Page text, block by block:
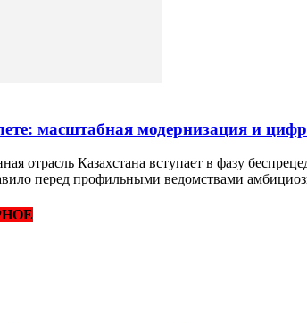
масштабная модернизация и
отрасль Казахстана вступает в фазу
перед профильными ведомствами